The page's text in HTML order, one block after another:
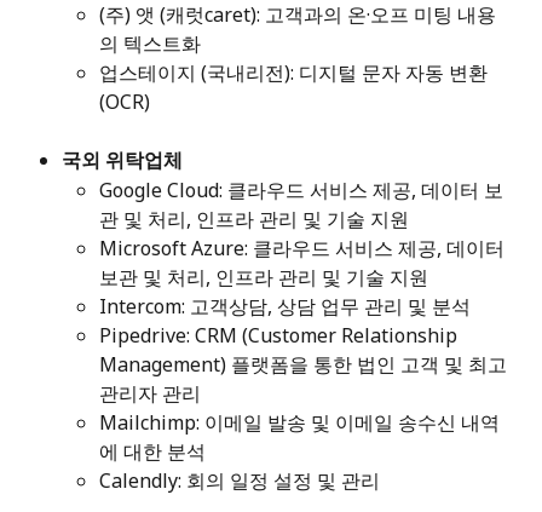
(주) 앳 (캐럿caret): 고객과의 온·오프 미팅 내용
의 텍스트화
업스테이지 (국내리전): 디지털 문자 자동 변환
(OCR)
국외 위탁업체
Google Cloud: 클라우드 서비스 제공, 데이터 보
관 및 처리, 인프라 관리 및 기술 지원
Microsoft Azure: 클라우드 서비스 제공, 데이터
보관 및 처리, 인프라 관리 및 기술 지원
Intercom: 고객상담, 상담 업무 관리 및 분석
Pipedrive: CRM (Customer Relationship
Management) 플랫폼을 통한 법인 고객 및 최고
관리자 관리
Mailchimp: 이메일 발송 및 이메일 송수신 내역
에 대한 분석
Calendly: 회의 일정 설정 및 관리